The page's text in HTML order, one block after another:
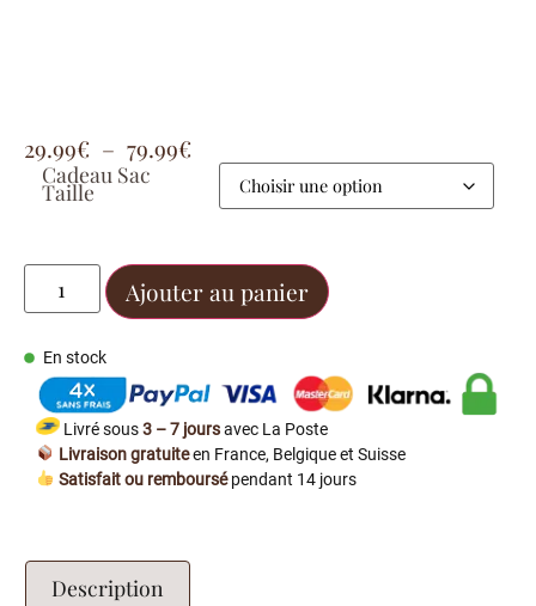
29.99€ – 79.99€
Cadeau Sac
Taille
Ajouter au panier
En stock
Livré sous3 – 7 joursavec La Poste
Livraison gratuiteen France, Belgique et Suisse
Satisfait ou remboursépendant 14 jours
Description